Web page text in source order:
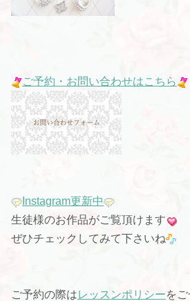
ご予約・お問い合わせはこちら
Instagram更新中
生徒様のお作品がご覧頂けます
ぜひチェックしてみて下さいね
ご予約の際はレッスンポリシーをご